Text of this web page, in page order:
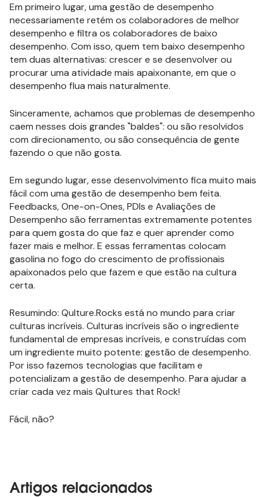
Em primeiro lugar, uma gestão de desempenho
necessariamente retém os colaboradores de melhor
desempenho e filtra os colaboradores de baixo
desempenho. Com isso, quem tem baixo desempenho
tem duas alternativas: crescer e se desenvolver ou
procurar uma atividade mais apaixonante, em que o
desempenho flua mais naturalmente.
Sinceramente, achamos que problemas de desempenho
caem nesses dois grandes "baldes": ou são resolvidos
com direcionamento, ou são consequência de gente
fazendo o que não gosta.
Em segundo lugar, esse desenvolvimento fica muito mais
fácil com uma gestão de desempenho bem feita.
Feedbacks, One-on-Ones, PDIs e Avaliações de
Desempenho são ferramentas extremamente potentes
para quem gosta do que faz e quer aprender como
fazer mais e melhor. E essas ferramentas colocam
gasolina no fogo do crescimento de profissionais
apaixonados pelo que fazem e que estão na cultura
certa.
Resumindo: Qulture.Rocks está no mundo para criar
culturas incríveis. Culturas incríveis são o ingrediente
fundamental de empresas incríveis, e construídas com
um ingrediente muito potente: gestão de desempenho.
Por isso fazemos tecnologias que facilitam e
potencializam a gestão de desempenho. Para ajudar a
criar cada vez mais Qultures that Rock!
Fácil, não?
Artigos relacionados